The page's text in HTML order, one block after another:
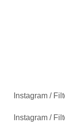
Instagram /
Instagram /